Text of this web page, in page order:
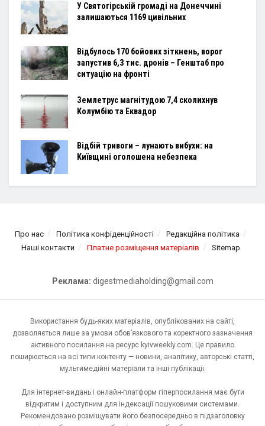
У Святогірській громаді на Донеччині
залишаються 1169 цивільних
Відбулось 170 бойових зіткнень, ворог
запустив 6,3 тис. дронів – Генштаб про
ситуацію на фронті
Землетрус магнітудою 7,4 сколихнув
Колумбію та Еквадор
Відбій тривоги – лунають вибухи: на
Київщині оголошена небезпека
Про нас Політика конфіденційності
Редакційна політика
Наші контакти
Платне розміщення матеріалів Sitemap
Реклама: digestmediaholding@gmail.com
Використання будь-яких матеріалів, опублікованих на сайті,
дозволяється лише за умови обов’язкового та коректного зазначення
активного посилання на ресурс kyivweekly.com. Це правило
поширюється на всі типи контенту — новини, аналітику, авторські статті,
мультимедійні матеріали та інші публікації.
Для інтернет-видань і онлайн-платформ гіперпосилання має бути
відкритим і доступним для індексації пошуковими системами.
Рекомендовано розміщувати його безпосередньо в підзаголовку